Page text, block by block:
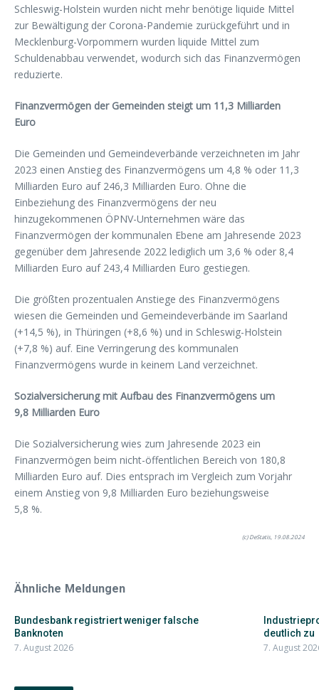
Schleswig-Holstein wurden nicht mehr benötige liquide Mittel
zur Bewältigung der Corona-Pandemie zurückgeführt und in
Mecklenburg-Vorpommern wurden liquide Mittel zum
Schuldenabbau verwendet, wodurch sich das Finanzvermögen
reduzierte.
Finanzvermögen der Gemeinden steigt um 11,3 Milliarden
Euro
Die Gemeinden und Gemeindeverbände verzeichneten im Jahr
2023 einen Anstieg des Finanzvermögens um 4,8 % oder 11,3
Milliarden Euro auf 246,3 Milliarden Euro. Ohne die
Einbeziehung des Finanzvermögens der neu
hinzugekommenen ÖPNV-Unternehmen wäre das
Finanzvermögen der kommunalen Ebene am Jahresende 2023
gegenüber dem Jahresende 2022 lediglich um 3,6 % oder 8,4
Milliarden Euro auf 243,4 Milliarden Euro gestiegen.
Die größten prozentualen Anstiege des Finanzvermögens
wiesen die Gemeinden und Gemeindeverbände im Saarland
(+14,5 %), in Thüringen (+8,6 %) und in Schleswig-Holstein
(+7,8 %) auf. Eine Verringerung des kommunalen
Finanzvermögens wurde in keinem Land verzeichnet.
Sozialversicherung mit Aufbau des Finanzvermögens um
9,8 Milliarden Euro
Die Sozialversicherung wies zum Jahresende 2023 ein
Finanzvermögen beim nicht-öffentlichen Bereich von 180,8
Milliarden Euro auf. Dies entsprach im Vergleich zum Vorjahr
einem Anstieg von 9,8 Milliarden Euro beziehungsweise
5,8 %.
(c) DeStatis, 19.08.2024
Ähnliche Meldungen
Bundesbank registriert weniger falsche
Banknoten
7. August 2026
deutlich zu
7. August